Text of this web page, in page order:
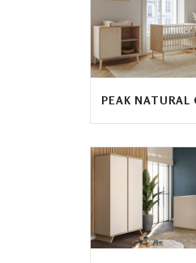
PEAK NATURAL